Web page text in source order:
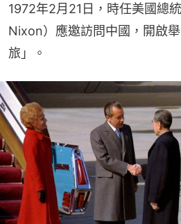
1972年2月21日，時任美國總
Nixon）應邀訪問中國，開啟
旅」。